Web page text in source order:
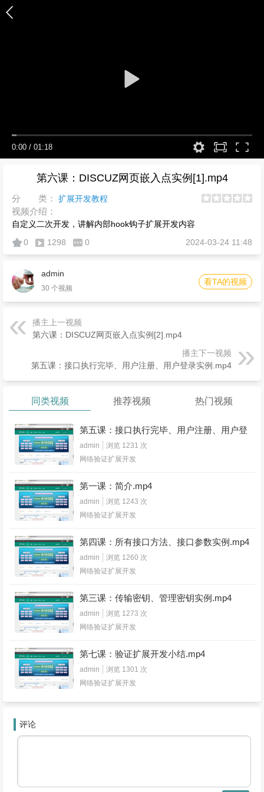
0:00 / 01:18
第六课：DISCUZ网页嵌入点实例[1].mp4
分 类： 扩展开发教程
视频介绍：
自定义二次开发，讲解内部hook钩子扩展开发内容
0
1298 0 2024-03-24 11:48
admin
30 个视频
看TA的视频
播主上一视频
第六课：DISCUZ网页嵌入点实例[2].mp4
播主下一视频
第五课：接口执行完毕、用户注册、用户登录实例.mp4
同类视频 推荐视频 热门视频
第五课：接口执行完毕、用户注册、用户登
录实例.mp4
admin
浏览 1231 次
网络验证扩展开发
第一课：简介.mp4
admin
浏览 1243 次
网络验证扩展开发
第四课：所有接口方法、接口参数实例.mp4
admin
浏览 1260 次
网络验证扩展开发
第三课：传输密钥、管理密钥实例.mp4
admin
浏览 1273 次
网络验证扩展开发
第七课：验证扩展开发小结.mp4
admin
浏览 1301 次
网络验证扩展开发
评论